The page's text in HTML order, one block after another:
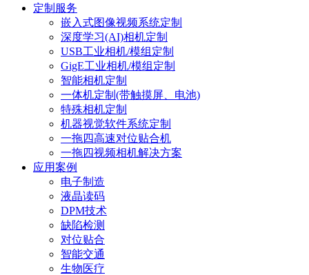
定制服务
嵌入式图像视频系统定制
深度学习(AI)相机定制
USB工业相机/模组定制
GigE工业相机/模组定制
智能相机定制
一体机定制(带触摸屏、电池)
特殊相机定制
机器视觉软件系统定制
一拖四高速对位贴合机
一拖四视频相机解决方案
应用案例
电子制造
液晶读码
DPM技术
缺陷检测
对位贴合
智能交通
生物医疗